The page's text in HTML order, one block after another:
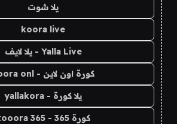
يلا شوت
koora live
Yalla Live - يلا لايف
كورة اون لاين - koora onl
يلا كورة - yallakora
كورة 365 - kooora 365